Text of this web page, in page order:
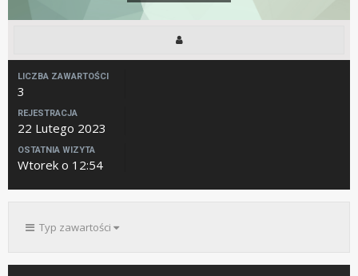
LICZBA ZAWARTOŚCI
3
REJESTRACJA
22 Lutego 2023
OSTATNIA WIZYTA
Wtorek o 12:54
Typ zawartości